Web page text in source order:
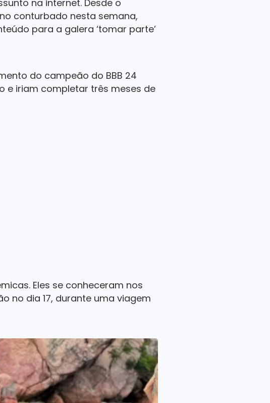
na internet. Desde o
conturbado nesta semana,
para a galera ‘tomar parte’
do campeão do BBB 24
e iriam completar três meses de
Eles se conheceram nos
no dia 17, durante uma viagem